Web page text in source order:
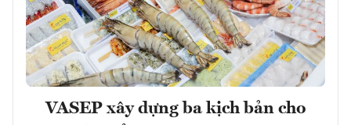
VASEP xây dựng ba kịch bản cho